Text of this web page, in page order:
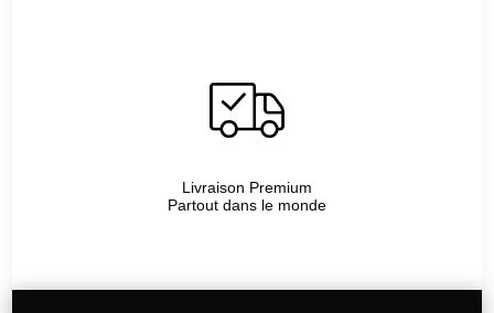
Livraison Premium
Partout dans le monde